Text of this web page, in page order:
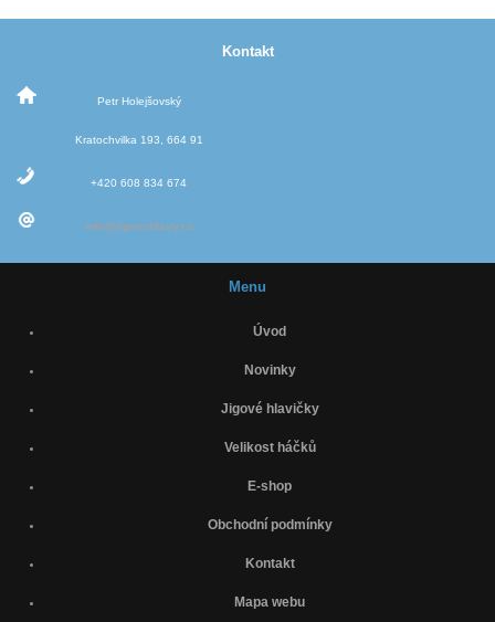
Kontakt
Petr Holejšovský
Kratochvilka 193, 664 91
+420 608 834 674
info@jigovehlavy.cz
Menu
Úvod
Novinky
Jigové hlavičky
Velikost háčků
E-shop
Obchodní podmínky
Kontakt
Mapa webu